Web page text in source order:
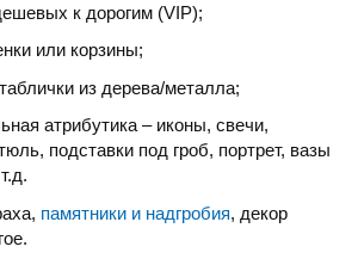
к дорогим (VIP);
или корзины;
из дерева/металла;
атрибутика – иконы, свечи,
подставки под гроб, портрет, вазы
памятники и надгробия, декор